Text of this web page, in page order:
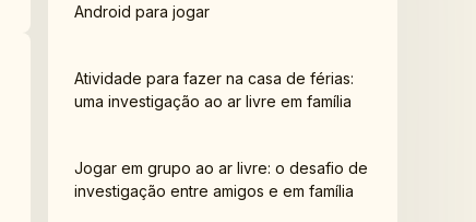
Android para jogar
Atividade para fazer na casa de férias:
uma investigação ao ar livre em família
Jogar em grupo ao ar livre: o desafio de
investigação entre amigos e em família